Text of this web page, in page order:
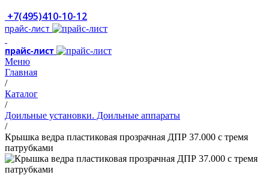
+7(495)410-10-12
прайс-лист
прайс-лист
Меню
Главная
/
Каталог
/
Доильные установки. Доильные аппараты
/
Крышка ведра пластиковая прозрачная ДПР 37.000 с тремя
патрубками